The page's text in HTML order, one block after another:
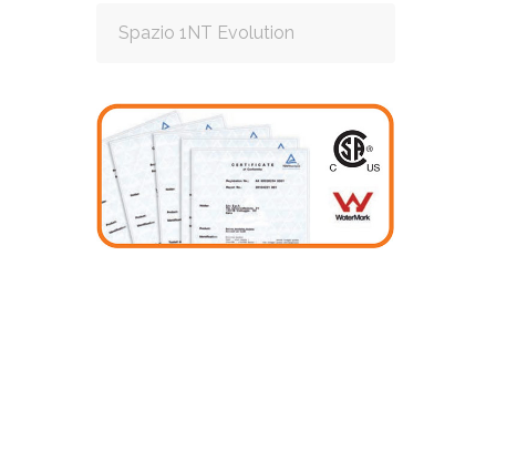
Spazio 1NT Evolution